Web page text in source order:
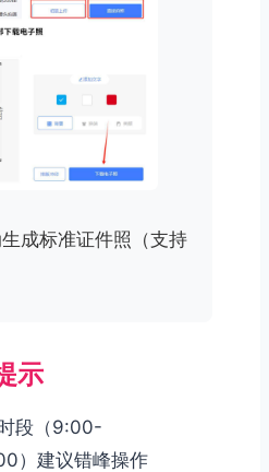
成标准证件照（支持
示
段（9:00-
）建议错峰操作